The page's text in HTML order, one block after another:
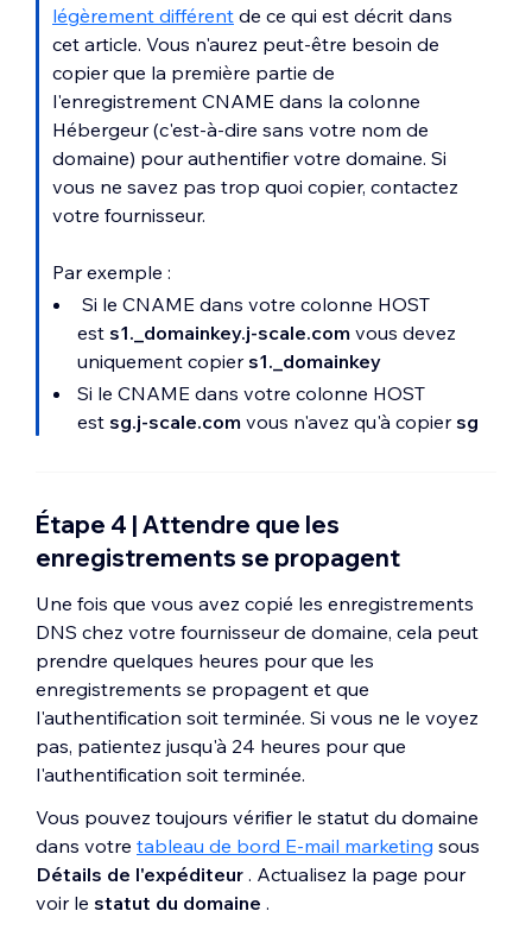
légèrement différent de ce qui est décrit dans
cet article. Vous n'aurez peut-être besoin de
copier que la première partie de
l'enregistrement CNAME dans la colonne
Hébergeur (c'est-à-dire sans votre nom de
domaine) pour authentifier votre domaine. Si
vous ne savez pas trop quoi copier, contactez
votre fournisseur.
Par exemple :
Si le CNAME dans votre colonne HOST
est s1._domainkey.j-scale.com vous devez
uniquement copiers1._domainkey
Si le CNAME dans votre colonne HOST
est sg.j-scale.com vous n'avez qu'à copier sg
Étape 4 | Attendre que les
enregistrements se propagent
Une fois que vous avez copié les enregistrements
DNS chez votre fournisseur de domaine, cela peut
prendre quelques heures pour que les
enregistrements se propagent et que
l'authentification soit terminée. Si vous ne le voyez
pas, patientez jusqu'à 24 heures pour que
l'authentification soit terminée.
Vous pouvez toujours vérifier le statut du domaine
dans votre tableau de bord E-mail marketing sous
Détails de l'expéditeur . Actualisez la page pour
voir le statut du domaine .